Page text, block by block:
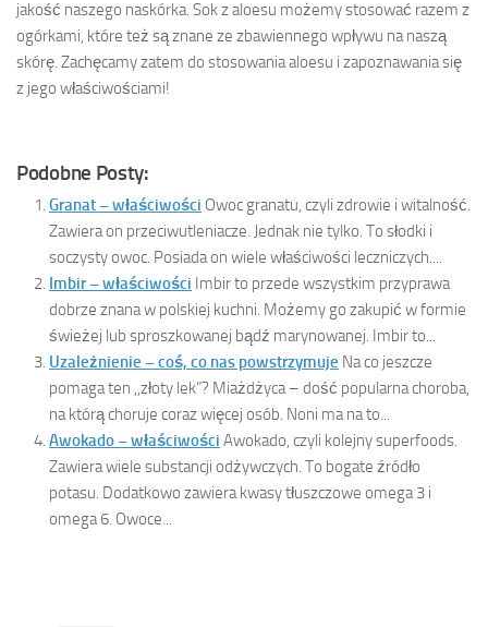
jakość naszego naskórka. Sok z aloesu możemy stosować razem z
ogórkami, które też są znane ze zbawiennego wpływu na naszą
skórę. Zachęcamy zatem do stosowania aloesu i zapoznawania się
z jego właściwościami!
Podobne Posty:
Granat – właściwości Owoc granatu, czyli zdrowie i witalność.
Zawiera on przeciwutleniacze. Jednak nie tylko. To słodki i
soczysty owoc. Posiada on wiele właściwości leczniczych....
Imbir – właściwości Imbir to przede wszystkim przyprawa
dobrze znana w polskiej kuchni. Możemy go zakupić w formie
świeżej lub sproszkowanej bądź marynowanej. Imbir to...
Uzależnienie – coś, co nas powstrzymuje Na co jeszcze
pomaga ten ,,złoty lek”? Miażdżyca – dość popularna choroba,
na którą choruje coraz więcej osób. Noni ma na to...
Awokado – właściwości Awokado, czyli kolejny superfoods.
Zawiera wiele substancji odżywczych. To bogate źródło
potasu. Dodatkowo zawiera kwasy tłuszczowe omega 3 i
omega 6. Owoce...